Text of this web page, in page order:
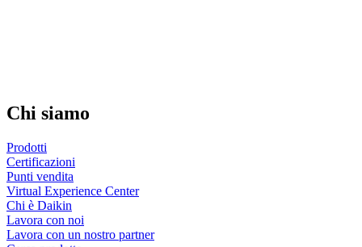
Chi siamo
Prodotti
Certificazioni
Punti vendita
Virtual Experience Center
Chi è Daikin
Lavora con noi
Lavora con un nostro partner